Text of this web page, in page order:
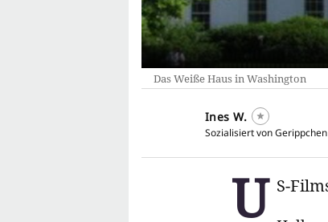
Das Weiße Haus in Washington
Ines W.
Sozialisiert von
U S-